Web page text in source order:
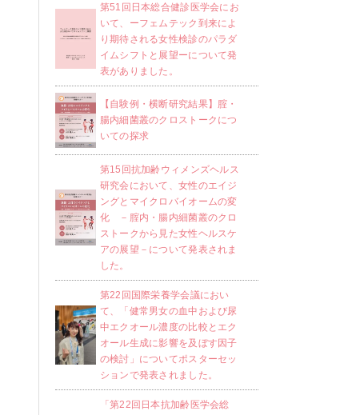
第51回日本総合健診医学会にお
いて、ーフェムテック到来によ
り期待される女性検診のパラダ
イムシフトと展望ーについて発
表がありました。
【自験例・横断研究結果】腟・
腸内細菌叢のクロストークにつ
いての探求
第15回抗加齢ウィメンズヘルス
研究会において、女性のエイジ
ングとマイクロバイオームの変
化 －腟内・腸内細菌叢のクロ
ストークから見た女性ヘルスケ
アの展望－について発表されま
した。
第22回国際栄養学会議におい
て、「健常男女の血中および尿
中エクオール濃度の比較とエク
オール生成に影響を及ぼす因子
の検討」についてポスターセッ
ションで発表されました。
「第22回日本抗加齢医学会総